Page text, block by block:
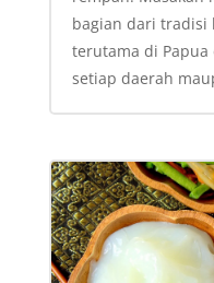
bagian dari tradisi
terutama di
setiap daerah